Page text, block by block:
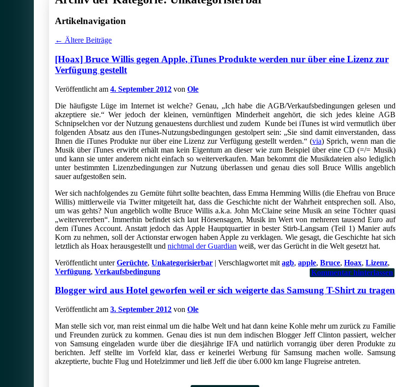
Artikelnavigation
← Ältere Beiträge
[Hoax] Bruce Willis gegen Apple, iTunes Produkte werden nur über eine Lizenz zur
Verfügung gestellt
Veröffentlicht am4. September 2012 vonOle
Die häufigste Lüge im Internet ist welche? Genau, „Ich habe die AGB/Verkaufsbedingungen gelesen und
akzeptiere sie.“ Wer jedoch der kleinen, vernünftigen Minderheit angehört, die sich jedes kleine AGB
Schnipselchen vor der Nutzung genauestens durchliest und zudem Kunde bei iTunes ist wird vermutlich über
folgenden Absatz aus den iTunes-Nutzungsbedingungen gestolpert sein: „Sie sind damit einverstanden, dass
Ihnen die iTunes Produkte nur über eine Lizenz zur Verfügung gestellt werden.“ (via) Sprich, wenn man die
Musik über iTunes erwirbt erhält man kein Eigentum an dieser wie zum Beispiel über eine CD (=/= Musik)
und kann sie unter anderem nicht einfach so weiterverkaufen. Man bekommt die Musikdateien also lediglich
unter bestimmten Lizenzbedingungen zur Nutzung überlassen und genau dies soll Bruce Willis angeblich
sauer aufgestoßen sein.
Wer sich nachfolgendes zu Gemüte führt sollte beachten, dass Emma Hemming Willis (die Ehefrau von Bruce
Willis) mittlerweile via Twitter mitgeteilt hat, dass die Geschichte nicht der Wahrheit entsprechen soll. Also,
um was gehts? Nun angeblich wollte Bruce Willis a.k.a. John McClaine seine Musik an seine Töchter quasi
„weitervererben“. Immerhin befindet sich laut Hörsensagen, Musik im Wert von mehreren tausend Euro auf
dem iTunes Account. Anstatt jedoch das Apple Hauptquartier in bester Stirb-Langsam (Teil 1) Manier aufs
Korn zu nehmen, soll der Actionstar erwogen haben Apple zu verklagen. Wie gesagt, die Geschichte hat sich
letztlich als Hoax herausgestellt undnichtmal der Guardian weiß, wer das Gerücht in die Welt gesetzt hat.
Veröffentlicht unter Gerüchte,Unkategorisierbar |Verschlagwortet mit agb,apple,Bruce,Hoax,Lizenz,
Verfügung,Verkaufsbedingung Kommentar hinterlassen
Blogger wird aus Hotel geworfen weil er sich weigerte das Samsung T-Shirt zu tragen
Veröffentlicht am3. September 2012 vonOle
Man stelle sich vor, man reist einmal um die halbe Welt und hat dann keine Kohle mehr um zurück zu Familie
und Freunden zurück zu kommen. Genau dies ist nun dem indischen Blogger Jeff Clinton passiert, welcher
von Samsung eingeladen wurde über die diesjährige IFA und natürlich vorrangig über deren Produkte zu
berichten. Jeff stellte im Vorfeld klar, dass er keinerlei Werbung für Samsung machen wolle. Samsung
akzeptierte, buchte Flug und Hotelzimmer und ließ Jeff die über 6.000 km lange Flugreise antreten.